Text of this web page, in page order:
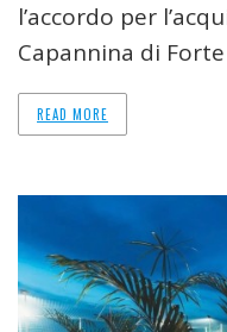
l’accordo per
Capannina di
READ MORE